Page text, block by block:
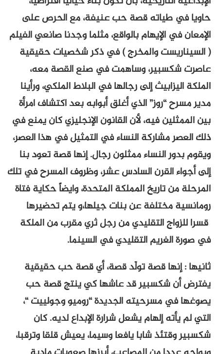
حاويا في طياته قصة حب عنيفة، مع الحرص على
الإمعان في الإيهام بالواقع، مثلما وجدنا صانعي الفيلم
( السيناريست والمخرج ) في ذكر شخصيات حقيقية
عاصرت شكسبير، وساهمت في صنع القصة معه،
الملكة اليزابيث إلى رجالها في البلاط الملكي، ورأينا
مدير مسرح “روز” الذي أغلق أبوابه بعد اكتشاف امرأة
بين الممثلين فيه، لأن القانون الإنجليزي كان يمنع في
ذلك العصر مشاركة النساء في التمثيل في هذا العصر،
ويقوم بدور النساء ممثلون رجال. إنها قصة تعود بنا
إلى أجواء القرن السادس عشر، وظروف المسرح في تلك
المرحلة من تاريخ المملكة المتحدة، وايضاً حكاية فتاة
رومانسية مختلفة عن بنات جيلها،و يتم تحضيرها
قسرا للزواج التقليدي من رجل ثري مقرب من الملكة
في صورة الغريم التقليدي في السينما.
ثانيها : إنها قصة تولّد قصة، أي قصة حب حقيقية
يفترض أن شكسبير قد عاشها كي ينتج قصة حب
يصوغها في مسرحيته الجديدة “روميو وجولييت “،
التي لم يأته إلهام يشعل شرارة الإبداع لديه. كان
شكسبير وقتئذ شابا يافعا وسيما، يعيش قلقا وترقبا،